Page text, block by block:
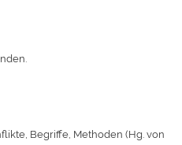
Begriffe, Methoden (Hg. von